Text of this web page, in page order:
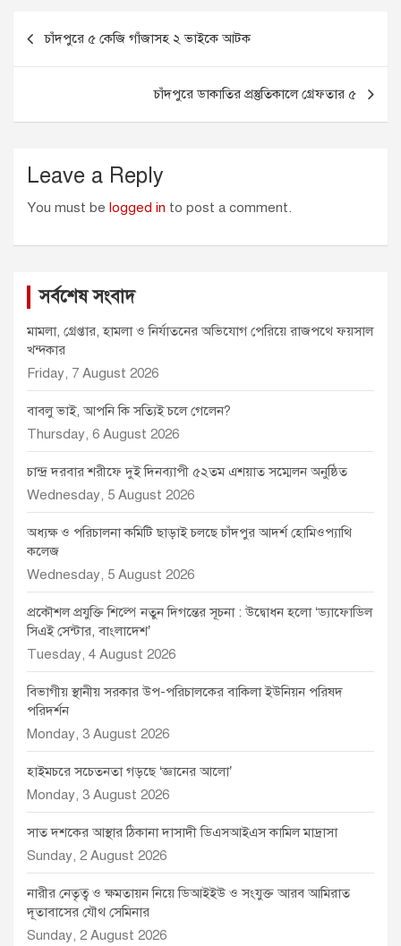
e
k
s
e
i
t
p
t
Post
navigation
চাঁদপুরে ৫ কেজি গাঁজাসহ ২ ভাইকে আটক
চাঁদপুরে ডাকাতির প্রস্তুতিকালে গ্রেফতার ৫
Leave a Reply
You must be logged in to post a comment.
সর্বশেষ সংবাদ
মামলা, গ্রেপ্তার, হামলা ও নির্যাতনের অভিযোগ পেরিয়ে রাজপথে ফয়সাল
খন্দকার
Friday, 7 August 2026
বাবলু ভাই, আপনি কি সত্যিই চলে গেলেন?
Thursday, 6 August 2026
চান্দ্র দরবার শরীফে দুই দিনব্যাপী ৫২তম এশয়াত সম্মেলন অনুষ্ঠিত
Wednesday, 5 August 2026
অধ্যক্ষ ও পরিচালনা কমিটি ছাড়াই চলছে চাঁদপুর আদর্শ হোমিওপ্যাথি
কলেজ
Wednesday, 5 August 2026
প্রকৌশল প্রযুক্তি শিল্পে নতুন দিগন্তের সূচনা : উদ্বোধন হলো ‘ড্যাফোডিল
সিএই সেন্টার, বাংলাদেশ’
Tuesday, 4 August 2026
বিভাগীয় স্থানীয় সরকার উপ-পরিচালকের বাকিলা ইউনিয়ন পরিষদ
পরিদর্শন
Monday, 3 August 2026
হাইমচরে সচেতনতা গড়ছে ‘জ্ঞানের আলো’
Monday, 3 August 2026
সাত দশকের আস্থার ঠিকানা দাসাদী ডিএসআইএস কামিল মাদ্রাসা
Sunday, 2 August 2026
নারীর নেতৃত্ব ও ক্ষমতায়ন নিয়ে ডিআইইউ ও সংযুক্ত আরব আমিরাত
দূতাবাসের যৌথ সেমিনার
Sunday, 2 August 2026